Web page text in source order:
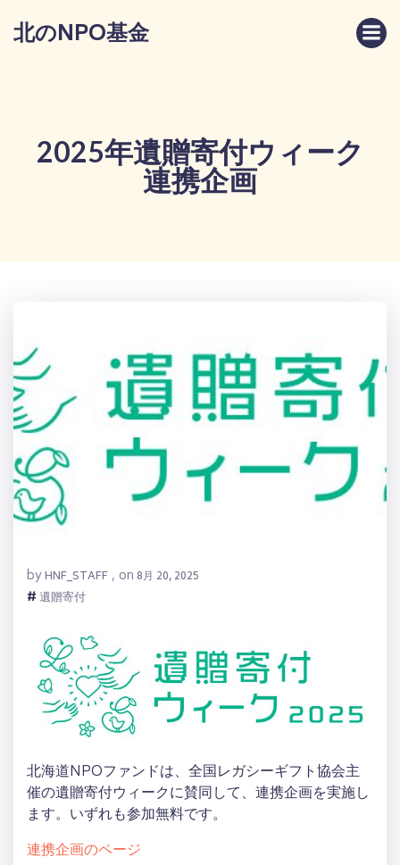
ス
キ
ッ
北のNPO基金
2025年遺贈寄付ウィーク
連携企画
byHNF_STAFF , on 8月 20, 2025
#遺贈寄付
北海道NPOファンドは、全国レガシーギフト協会主
催の遺贈寄付ウィークに賛同して、連携企画を実施し
ます。いずれも参加無料です。
連携企画のページ